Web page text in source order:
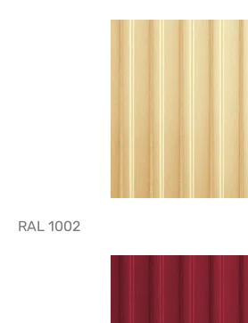
RAL 1002